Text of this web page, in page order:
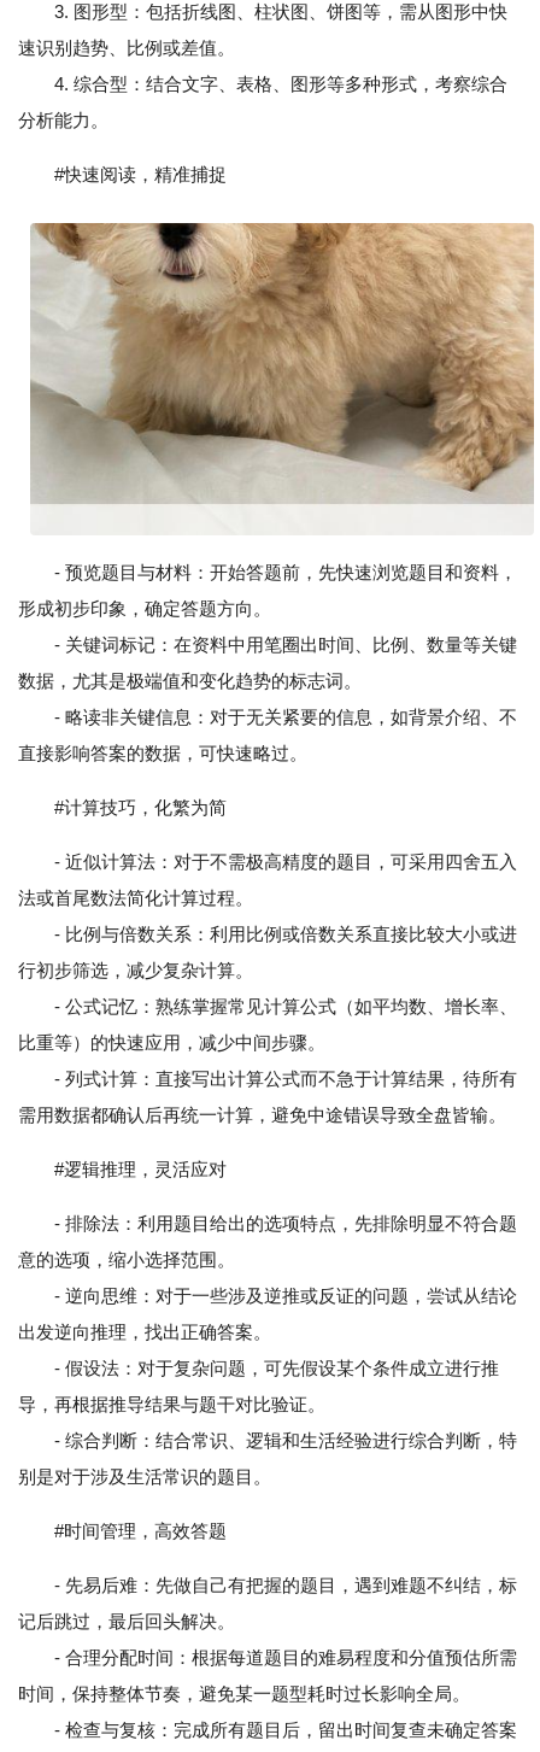
3. 图形型：包括折线图、柱状图、饼图等，需从图形中快
速识别趋势、比例或差值。
4. 综合型：结合文字、表格、图形等多种形式，考察综合
分析能力。
#快速阅读，精准捕捉
- 预览题目与材料：开始答题前，先快速浏览题目和资料，
形成初步印象，确定答题方向。
- 关键词标记：在资料中用笔圈出时间、比例、数量等关键
数据，尤其是极端值和变化趋势的标志词。
- 略读非关键信息：对于无关紧要的信息，如背景介绍、不
直接影响答案的数据，可快速略过。
#计算技巧，化繁为简
- 近似计算法：对于不需极高精度的题目，可采用四舍五入
法或首尾数法简化计算过程。
- 比例与倍数关系：利用比例或倍数关系直接比较大小或进
行初步筛选，减少复杂计算。
- 公式记忆：熟练掌握常见计算公式（如平均数、增长率、
比重等）的快速应用，减少中间步骤。
- 列式计算：直接写出计算公式而不急于计算结果，待所有
需用数据都确认后再统一计算，避免中途错误导致全盘皆输。
#逻辑推理，灵活应对
- 排除法：利用题目给出的选项特点，先排除明显不符合题
意的选项，缩小选择范围。
- 逆向思维：对于一些涉及逆推或反证的问题，尝试从结论
出发逆向推理，找出正确答案。
- 假设法：对于复杂问题，可先假设某个条件成立进行推
导，再根据推导结果与题干对比验证。
- 综合判断：结合常识、逻辑和生活经验进行综合判断，特
别是对于涉及生活常识的题目。
#时间管理，高效答题
- 先易后难：先做自己有把握的题目，遇到难题不纠结，标
记后跳过，最后回头解决。
- 合理分配时间：根据每道题目的难易程度和分值预估所需
时间，保持整体节奏，避免某一题型耗时过长影响全局。
- 检查与复核：完成所有题目后，留出时间复查未确定答案